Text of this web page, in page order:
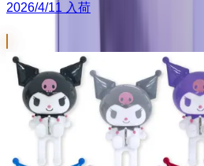
2026/4/11 入荷